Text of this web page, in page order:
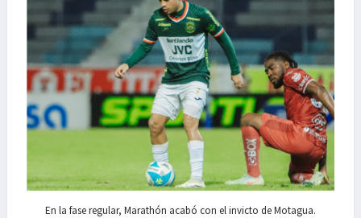
En la fase regular, Marathón acabó con el invicto de Motagua.